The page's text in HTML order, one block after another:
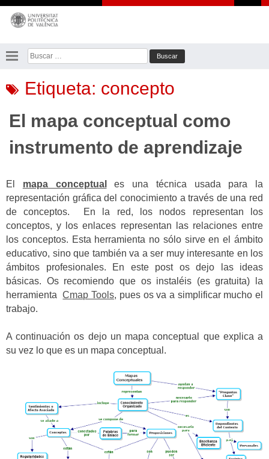
Saltar
contenido
Buscar:
Etiqueta: concepto
El mapa conceptual como
instrumento de aprendizaje
El mapa conceptual
es una técnica usada para la
representación gráfica del conocimiento a través de una red
de conceptos. En la red, los nodos representan los
conceptos, y los enlaces representan las relaciones entre
los conceptos. Esta herramienta no sólo sirve en el ámbito
educativo, sino que también va a ser muy interesante en los
ámbitos profesionales. En este post os dejo las ideas
básicas. Os recomiendo que os instaléis (es gratuita) la
herramientaCmap Tools, pues os va a simplificar mucho el
trabajo.
A continuación os dejo un mapa conceptual que explica a
su vez lo que es un mapa conceptual.